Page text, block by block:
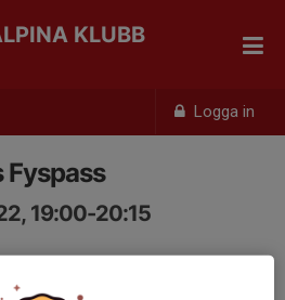
Logga in
KLUBB
Fyspass
19:00-20:15